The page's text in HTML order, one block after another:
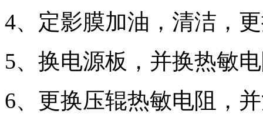
4、定影膜加油，清洁，
5、换电源板，并换热敏
6、更换压辊热敏电阻，